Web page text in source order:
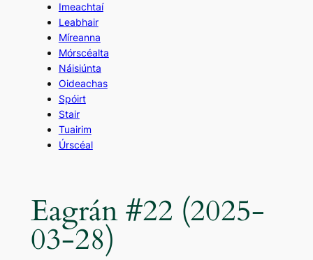
Imeachtaí
Leabhair
Míreanna
Mórscéalta
Náisiúnta
Oideachas
Spóirt
Stair
Tuairim
Úrscéal
Eagrán #22 (2025-
03-28)